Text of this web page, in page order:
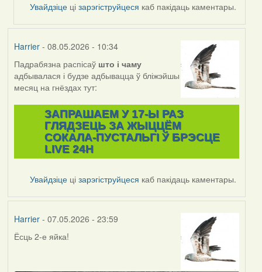
Feather
Увайдзіце цізарэгіструйцеся каб пакідаць каментары.
Harrier- 08.05.2026 - 10:34
Падрабязна распісаў што і чаму
адбывалася і будзе адбывацца ў бліжэйшы
месяц на гнёздах тут:
ЗАПРАШАЕМ У 17-Ы РАЗ
ГЛЯДЗЕЦЬ ЗА ЖЫЦЦЁМ
СОКАЛА-ПУСТАЛЬГІ Ў БРЭСЦЕ
LIVE 24H
Увайдзіце цізарэгіструйцеся каб пакідаць каментары.
Harrier- 07.05.2026 - 23:59
Ёсць 2-е яйка!